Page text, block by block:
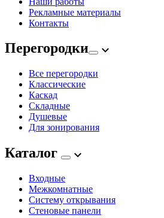
Рекламные материалы
Контакты
Перегородки
Все перегородки
Классические
Каскад
Складные
Душевые
Для зонирования
Каталог
Входные
Межкомнатные
Систему открывания
Стеновые панели